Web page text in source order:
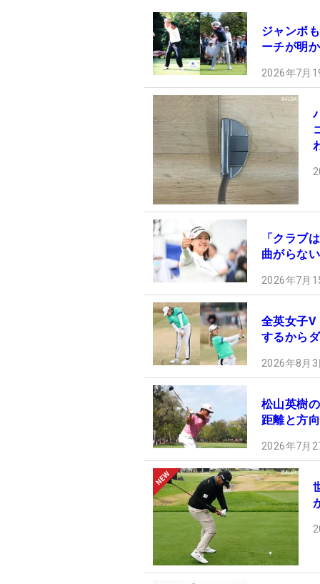
ジャンボ
ーチが明
2026年7月
「クラブ
曲がらな
2026年7月
全英女子V
するから
2026年8月
松山英樹
距離と方
2026年7月